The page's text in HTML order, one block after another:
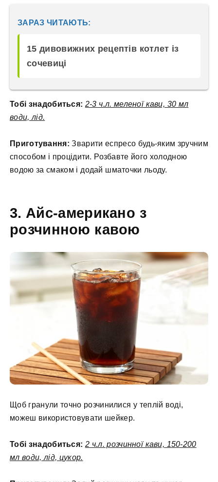
ЗАРАЗ ЧИТАЮТЬ:
15 дивовижних рецептів котлет із
сочевиці
Тобі знадобиться: 2-3 ч.л. меленої кави, 30 мл
води, лід.
Приготування: Зварити еспресо будь-яким зручним
способом і процідити. Розбавте його холодною
водою за смаком і додай шматочки льоду.
3. Айс-американо з
розчинною кавою
Щоб гранули точно розчинилися у теплій воді,
можеш використовувати шейкер.
Тобі знадобиться: 2 ч.л. розчинної кави, 150-200
мл води, лід, цукор.